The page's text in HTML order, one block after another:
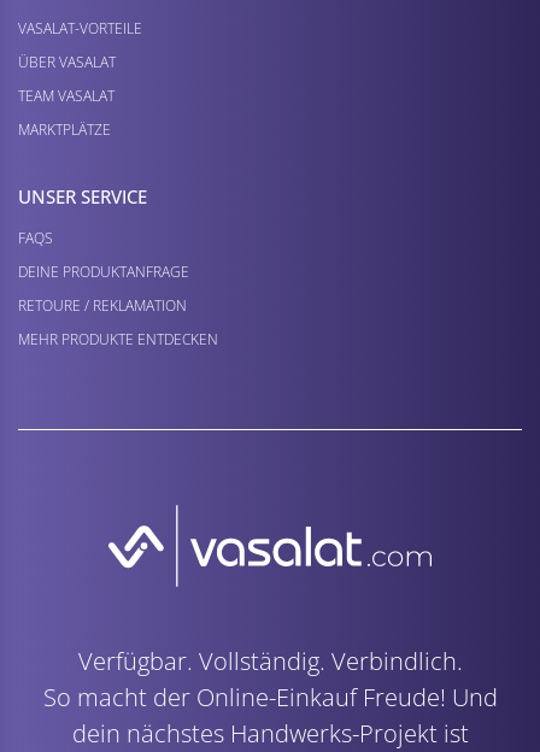
VASALAT-VORTEILE
ÜBER VASALAT
TEAM VASALAT
MARKTPLÄTZE
UNSER SERVICE
FAQS
DEINE PRODUKTANFRAGE
RETOURE / REKLAMATION
MEHR PRODUKTE ENTDECKEN
Verfügbar. Vollständig. Verbindlich.
So macht der Online-Einkauf Freude! Und
dein nächstes Handwerks-Projekt ist